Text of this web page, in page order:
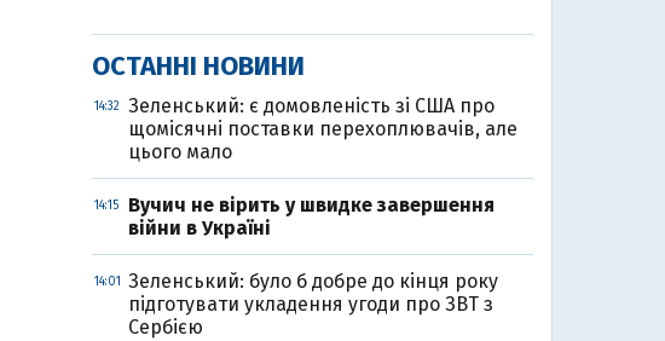
ОСТАННІ НОВИНИ
14:32
Зеленський: є домовленість зі США про
щомісячні поставки перехоплювачів, але
цього мало
14:15
Вучич не вірить у швидке завершення
війни в Україні
14:01
Зеленський: було б добре до кінця року
підготувати укладення угоди про ЗВТ з
Сербією